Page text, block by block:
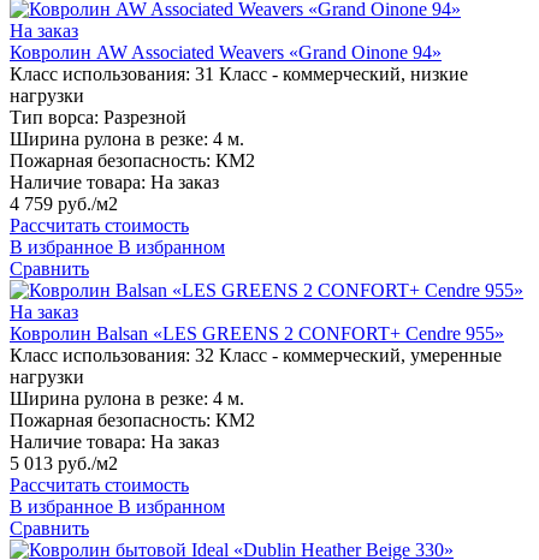
На заказ
Ковролин AW Associated Weavers «Grand Oinone 94»
Класс использования: 31 Класс - коммерческий, низкие
нагрузки
Тип ворса: Разрезной
Ширина рулона в резке: 4 м.
Пожарная безопасность: КМ2
Наличие товара: На заказ
4 759 руб./м2
Рассчитать стоимость
В избранное В избранном
Сравнить
На заказ
Ковролин Balsan «LES GREENS 2 CONFORT+ Cendre 955»
Класс использования: 32 Класс - коммерческий, умеренные
нагрузки
Ширина рулона в резке: 4 м.
Пожарная безопасность: КМ2
Наличие товара: На заказ
5 013 руб./м2
Рассчитать стоимость
В избранное В избранном
Сравнить